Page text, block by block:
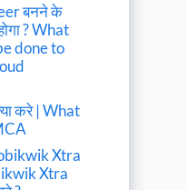
बनने के
? What
done to
करे | What
Xtra
Xtra